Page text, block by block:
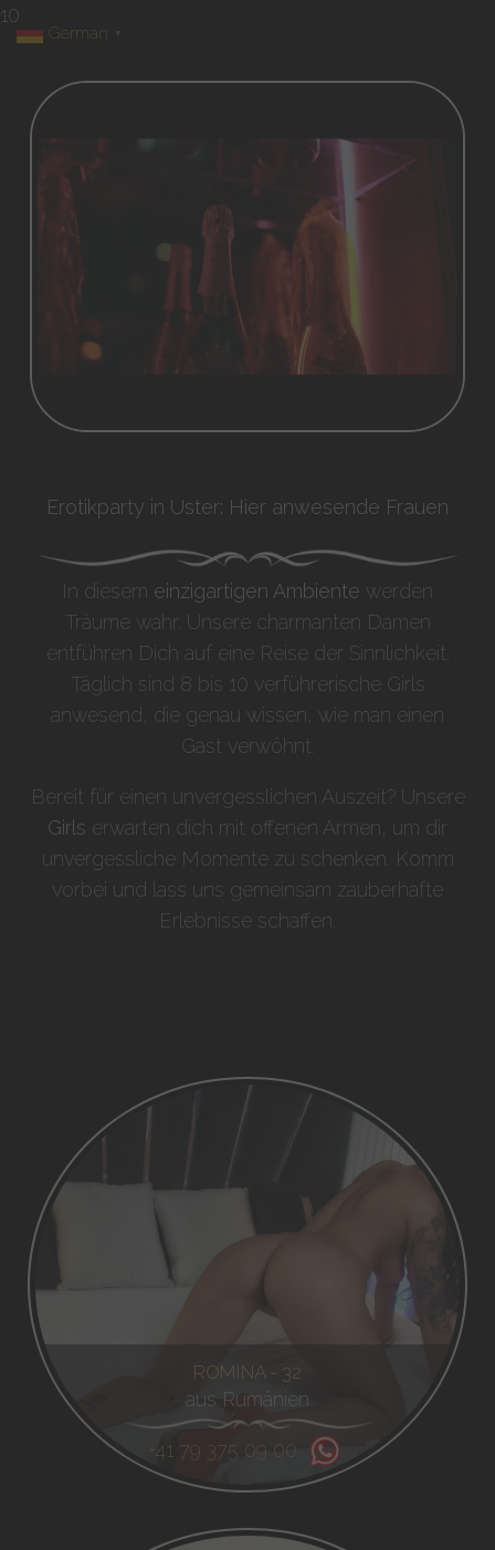
10
Erotikparty in Uster: Hier anwesende Frauen
In diesem einzigartigen Ambiente werden
Träume wahr. Unsere charmanten Damen
entführen Dich auf eine Reise der Sinnlichkeit.
Täglich sind 8 bis 10 verführerische Girls
anwesend, die genau wissen, wie man einen
Gast verwöhnt.
Bereit für einen unvergesslichen Auszeit? Unsere
Girls erwarten dich mit offenen Armen, um dir
unvergessliche Momente zu schenken. Komm
vorbei und lass uns gemeinsam zauberhafte
Erlebnisse schaffen.
ROMINA - 32
aus Rumänien
+41 79 375 09 00
German